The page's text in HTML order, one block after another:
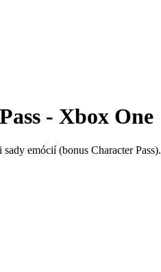
- Xbox One
emócií (bonus Character Pass).